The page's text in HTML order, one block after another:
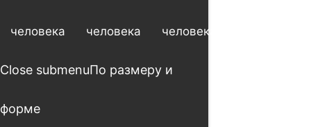
человека человека человека
Close submenuПо размеру и
форме